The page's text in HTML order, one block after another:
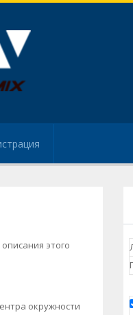
этого
окружности